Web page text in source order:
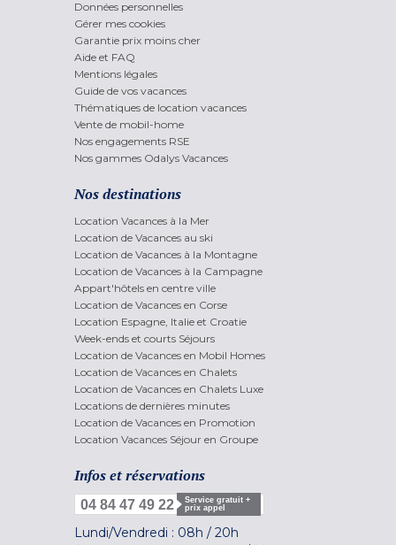
Données personnelles
Gérer mes cookies
Garantie prix moins cher
Aide et FAQ
Mentions légales
Guide de vos vacances
Thématiques de location vacances
Vente de mobil-home
Nos engagements RSE
Nos gammes Odalys Vacances
Nos destinations
Location Vacances à la Mer
Location de Vacances au ski
Location de Vacances à la Montagne
Location de Vacances à la Campagne
Appart'hôtels en centre ville
Location de Vacances en Corse
Location Espagne, Italie et Croatie
Week-ends et courts Séjours
Location de Vacances en Mobil Homes
Location de Vacances en Chalets
Location de Vacances en Chalets Luxe
Locations de dernières minutes
Location de Vacances en Promotion
Location Vacances Séjour en Groupe
Infos et réservations
04 84 47 49 22
Service gratuit +
prix appel
Lundi/Vendredi : 08h / 20h